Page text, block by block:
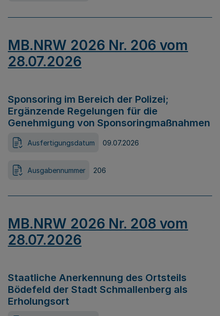
MB.NRW 2026 Nr. 206 vom
28.07.2026
Sponsoring im Bereich der Polizei;
Ergänzende Regelungen für die
Genehmigung von Sponsoringmaßnahmen
Ausfertigungsdatum 09.07.2026
Ausgabennummer 206
MB.NRW 2026 Nr. 208 vom
28.07.2026
Staatliche Anerkennung des Ortsteils
Bödefeld der Stadt Schmallenberg als
Erholungsort